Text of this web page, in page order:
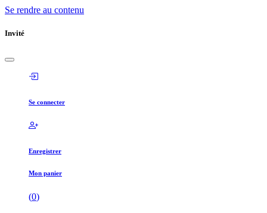
Se rendre au contenu
Invité
Se connecter
Enregistrer
Mon panier
(0)